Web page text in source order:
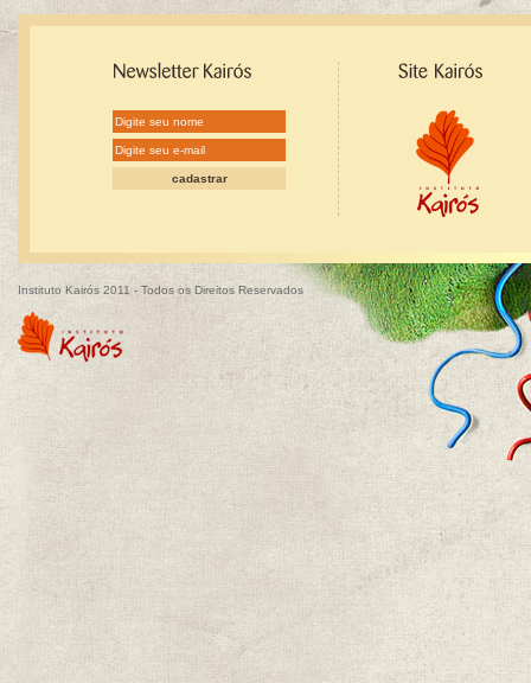
Instituto Kairós 2011 - Todos os Direitos Reservados